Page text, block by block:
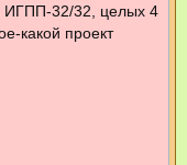
ИГПП-32/32, целых 4
какой проект